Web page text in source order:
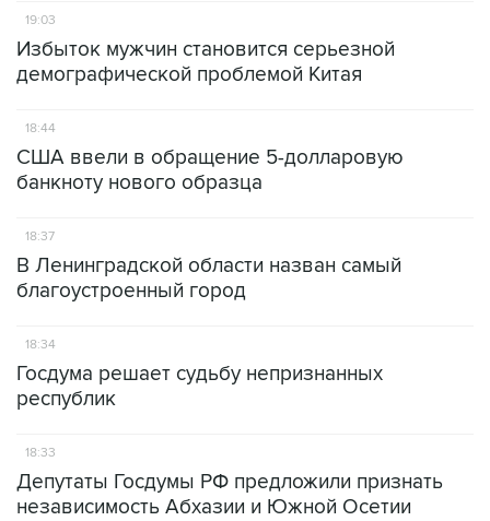
19:03
Избыток мужчин становится серьезной
демографической проблемой Китая
18:44
США ввели в обращение 5-долларовую
банкноту нового образца
18:37
В Ленинградской области назван самый
благоустроенный город
18:34
Госдума решает судьбу непризнанных
республик
18:33
Депутаты Госдумы РФ предложили признать
независимость Абхазии и Южной Осетии